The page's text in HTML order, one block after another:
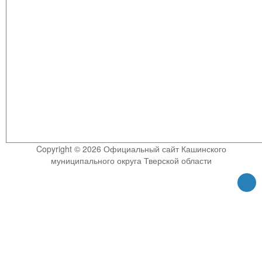
Copyright © 2026 Официальный сайт Кашинского
муниципального округа Тверской области